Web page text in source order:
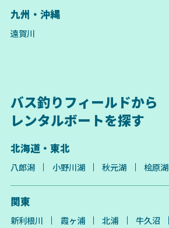
九州・沖縄
遠賀川
バス釣りフィールドから
レンタルボートを探す
北海道・東北
八郎潟 小野川湖 秋元湖 桧原湖
関東
新利根川 霞ヶ浦 北浦 牛久沼